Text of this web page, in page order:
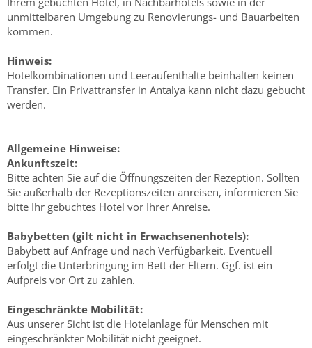
unmittelbaren Umgebung zu Renovierungs- und Bauarbeiten
kommen.
Hinweis:
Hotelkombinationen und Leeraufenthalte beinhalten keinen
Transfer. Ein Privattransfer in Antalya kann nicht dazu gebucht
werden.
Allgemeine Hinweise:
Ankunftszeit:
Bitte achten Sie auf die Öffnungszeiten der Rezeption. Sollten
Sie außerhalb der Rezeptionszeiten anreisen, informieren Sie
bitte Ihr gebuchtes Hotel vor Ihrer Anreise.
Babybetten (gilt nicht in Erwachsenenhotels):
Babybett auf Anfrage und nach Verfügbarkeit. Eventuell
erfolgt die Unterbringung im Bett der Eltern. Ggf. ist ein
Aufpreis vor Ort zu zahlen.
Eingeschränkte Mobilität:
Aus unserer Sicht ist die Hotelanlage für Menschen mit
eingeschränkter Mobilität nicht geeignet.